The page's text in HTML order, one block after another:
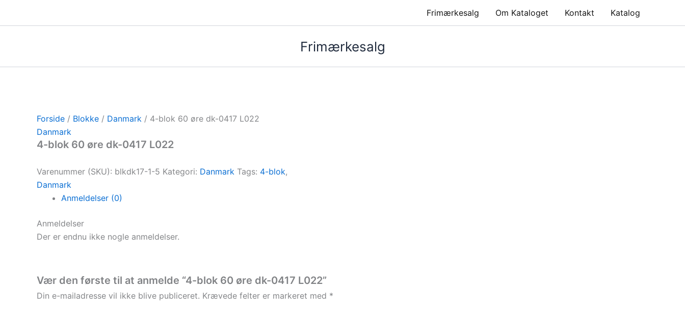
Frimærkesalg Om Kataloget Kontakt Katalog
Frimærkesalg
Forside / Blokke / Danmark / 4-blok 60 øre dk-0417 L022
Danmark
4-blok 60 øre dk-0417 L022
Varenummer (SKU): blkdk17-1-5 Kategori: Danmark Tags: 4-blok,
Danmark
Anmeldelser (0)
Anmeldelser
Der er endnu ikke nogle anmeldelser.
Vær den første til at anmelde “4-blok 60 øre dk-0417 L022”
Din e-mailadresse vil ikke blive publiceret. Krævede felter er markeret med *